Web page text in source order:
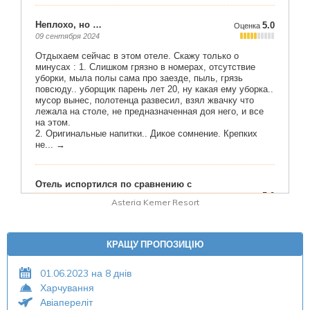
Asteria Kemer Resort
КРАЩУ ПРОПОЗИЦІЮ
01.06.2023 на 8 днів
Харчування
Авіапереліт